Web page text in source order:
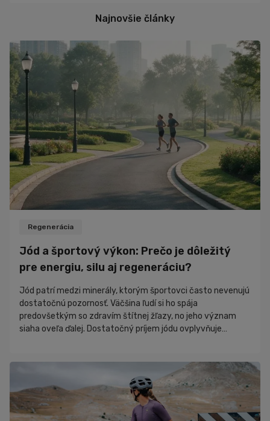
Turistika
Beh
Výživa
Ďalšie športy
Šport
Zdravie
Cviky
Iné
Recepty
Novinky
Nákupný poradca
Najnovšie články
Regenerácia
Jód a športový výkon: Prečo je dôležitý
pre energiu, silu aj regeneráciu?
Jód patrí medzi minerály, ktorým športovci často nevenujú
dostatočnú pozornosť. Väčšina ľudí si ho spája
predovšetkým so zdravím štítnej žľazy, no jeho význam
siaha oveľa ďalej. Dostatočný príjem jódu ovplyvňuje
nemá dostatok tohto stopového prvku, môže sa to prejaviť
únavou, poklesom výdrže či horšou schopnosťou
regenerovať po tréningu. Hoci sa o bielkovinách, kre...